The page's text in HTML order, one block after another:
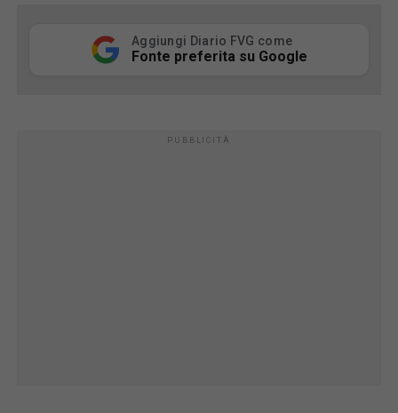
Aggiungi Diario FVG come
Fonte preferita su Google